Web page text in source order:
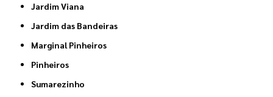
Jardim Viana
Jardim das Bandeiras
Marginal Pinheiros
Pinheiros
Sumarezinho